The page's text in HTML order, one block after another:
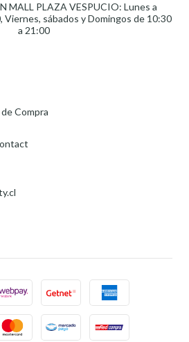
MALL PLAZA VESPUCIO: Lunes a
Viernes, sábados y Domingos de 10:30
a 21:00
Compra